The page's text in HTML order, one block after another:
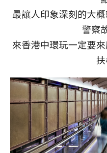
最讓人印象深刻的大
警察
來香港中環玩一定要
扶